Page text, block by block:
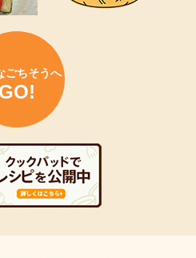
て（～8/24まで）
ス一時休止のお知らせについて
か水なす」出荷盛ん！
カード）について
ごちそうへ
GO!